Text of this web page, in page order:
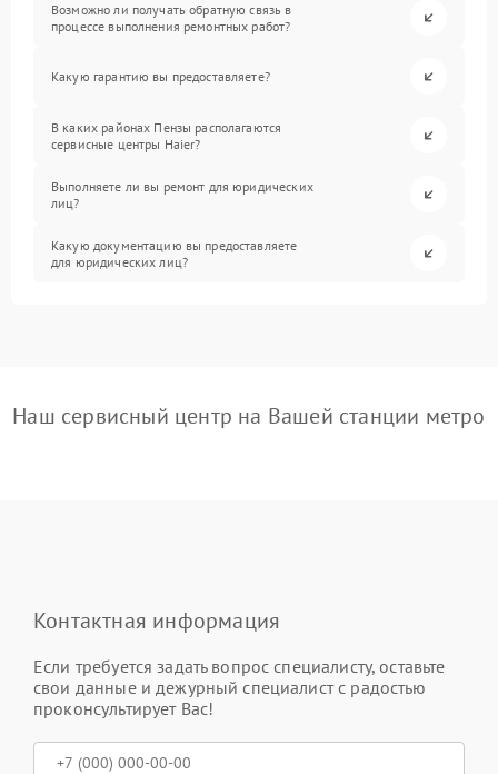
Возможно ли получать обратную связь в
процессе выполнения ремонтных работ?
Какую гарантию вы предоставляете?
В каких районах Пензы располагаются
сервисные центры Haier?
Выполняете ли вы ремонт для юридических
лиц?
Какую документацию вы предоставляете
для юридических лиц?
Наш сервисный центр на Вашей станции метро
Контактная информация
Если требуется задать вопрос специалисту, оставьте
свои данные и дежурный специалист с радостью
проконсультирует Вас!